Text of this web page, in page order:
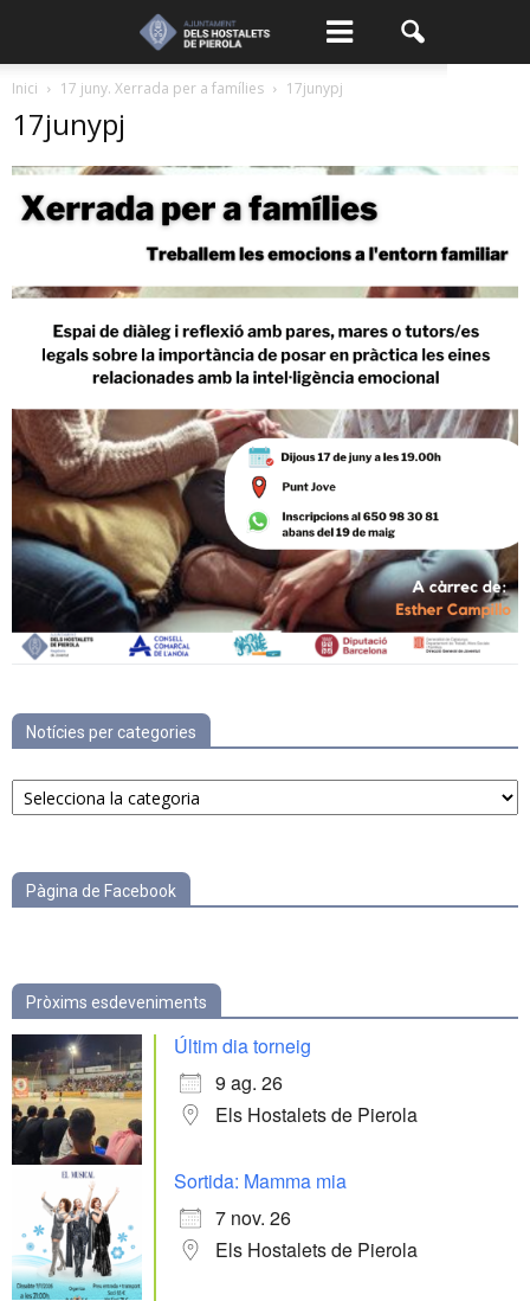
Inici 17 juny. Xerrada per a famílies 17junypj
17junypj
Notícies per categories
Notícies
per
Pàgina de Facebook
Pròxims esdeveniments
Últim dia torneig
9 ag. 26
Els Hostalets de Pierola
Sortida: Mamma mia
7 nov. 26
Els Hostalets de Pierola